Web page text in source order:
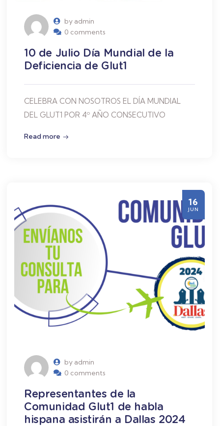
by admin
0 comments
10 de Julio Día Mundial de la
Deficiencia de Glut1
CELEBRA CON NOSOTROS EL DÍA MUNDIAL
DEL GLUT1 POR 4º AÑO CONSECUTIVO
Read more
by admin
0 comments
Representantes de la
Comunidad Glut1 de habla
hispana asistirán a Dallas 2024
16
JUN